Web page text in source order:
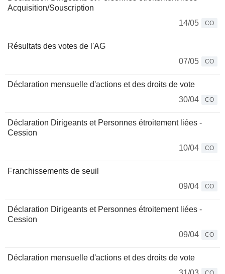
Acquisition/Souscription
14/05
CO
Résultats des votes de l'AG
07/05
CO
Déclaration mensuelle d'actions et des droits de vote
30/04
CO
Déclaration Dirigeants et Personnes étroitement liées -
Cession
10/04
CO
Franchissements de seuil
09/04
CO
Déclaration Dirigeants et Personnes étroitement liées -
Cession
09/04
CO
Déclaration mensuelle d'actions et des droits de vote